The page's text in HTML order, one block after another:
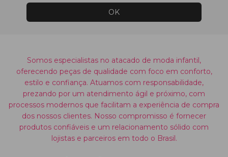
Somos especialistas no atacado de moda infantil,
oferecendo peças de qualidade com foco em conforto,
estilo e confiança. Atuamos com responsabilidade,
prezando por um atendimento ágil e próximo, com
processos modernos que facilitam a experiência de compra
dos nossos clientes. Nosso compromisso é fornecer
produtos confiáveis e um relacionamento sólido com
lojistas e parceiros em todo o Brasil.